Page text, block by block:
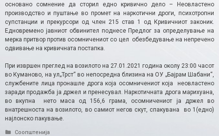
основано сомнение да сторил едно кривично дело – Неовластено
производство и пуштање во промет на наркотични дроги, психотропни
супстанции и прекурсори од член 215 став 1 од Кривичниот законик.
Едновремено јавниот обвинител поднесе Предлог за определување на
мерка притвор против осомничениот со цел обезбедување на непречено
одвивање на кривичната постапка.
При извршен преглед на возилото на 27.01.2021 година околу 23:00 часот
во Куманово, на ул„Трст“ во непосредна близина на ОУ „Бајрам Шабани“,
службените лица пронашле дрога која осомничениот која неовластено
заради продажба ја држел и пренесувал. Наркотичната дрога марихуана,
во вкупна нето маса од 156,6 грама, осомничениот ја држел во
внатрешноста на возилото, во самиот негов скут, спакувана во 1(едно)
најлонско пакување.
Categories
Соопштенија